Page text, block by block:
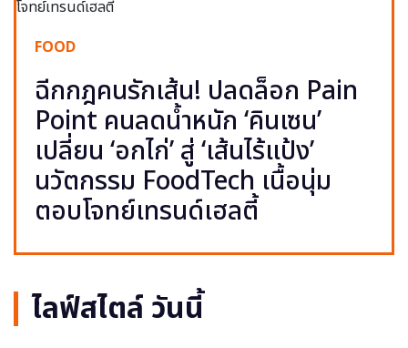
FOOD
ฉีกกฎคนรักเส้น! ปลดล็อก Pain
Point คนลดน้ำหนัก ‘คินเซน’
เปลี่ยน ‘อกไก่’ สู่ ‘เส้นไร้แป้ง’
นวัตกรรม FoodTech เนื้อนุ่ม
ตอบโจทย์เทรนด์เฮลตี้
ไลฟ์สไตล์ วันนี้